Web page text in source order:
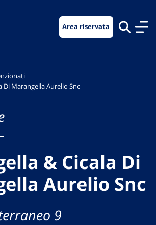
Area riservata
Di Marangella Aurelio Snc
& Cicala Di
Aurelio Snc
9